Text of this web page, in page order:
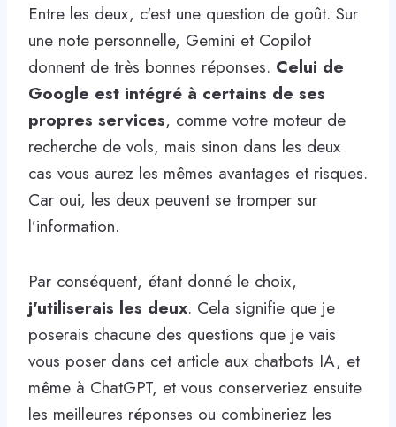
Entre les deux, c'est une question de goût. Sur
une note personnelle, Gemini et Copilot
donnent de très bonnes réponses. Celui de
Google est intégré à certains de ses
propres services, comme votre moteur de
recherche de vols, mais sinon dans les deux
cas vous aurez les mêmes avantages et risques.
Car oui, les deux peuvent se tromper sur
l’information.
Par conséquent, étant donné le choix,
j'utiliserais les deux. Cela signifie que je
poserais chacune des questions que je vais
vous poser dans cet article aux chatbots IA, et
même à ChatGPT, et vous conserveriez ensuite
les meilleures réponses ou combineriez les